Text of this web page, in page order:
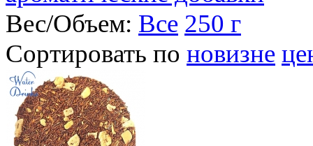
Вес/Объем: Все 250 г
Сортировать по новизне